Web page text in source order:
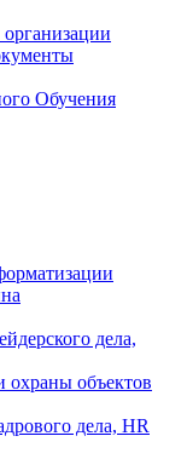
Обучения
дела,
охраны объектов
дела, HR